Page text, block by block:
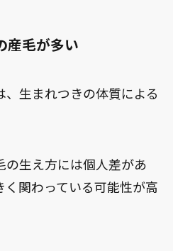
産毛が多い
生まれつきの体質による
生え方には個人差があ
く関わっている可能性が高